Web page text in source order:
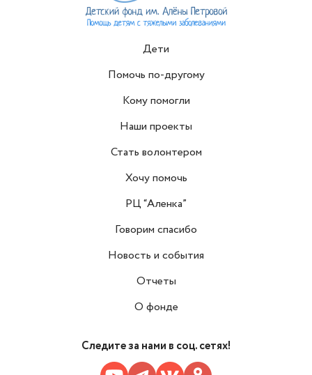
Дети
Помочь по-другому
Кому помогли
Наши проекты
Стать волонтером
Хочу помочь
РЦ “Аленка”
Говорим спасибо
Новость и события
Отчеты
О фонде
Следите за нами в соц. сетях!